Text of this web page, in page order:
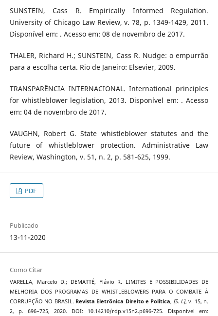
SUNSTEIN, Cass R. Empirically Informed Regulation.
University of Chicago Law Review, v. 78, p. 1349-1429, 2011.
Disponível em: . Acesso em: 08 de novembro de 2017.
THALER, Richard H.; SUNSTEIN, Cass R. Nudge: o empurrão
para a escolha certa. Rio de Janeiro: Elsevier, 2009.
TRANSPARÊNCIA INTERNACIONAL. International principles
for whistleblower legislation, 2013. Disponível em: . Acesso
em: 04 de novembro de 2017.
VAUGHN, Robert G. State whistleblower statutes and the
future of whistleblower protection. Administrative Law
Review, Washington, v. 51, n. 2, p. 581-625, 1999.
PDF
Publicado
13-11-2020
Como Citar
VARELLA, Marcelo D.; DEMATTÉ, Flávio R. LIMITES E POSSIBILIDADES DE
MELHORIA DOS PROGRAMAS DE WHISTLEBLOWERS PARA O COMBATE À
CORRUPÇÃO NO BRASIL. Revista Eletrônica Direito e Política, [S. l.], v. 15, n.
2, p. 696–725, 2020. DOI: 10.14210/rdp.v15n2.p696-725. Disponível em: